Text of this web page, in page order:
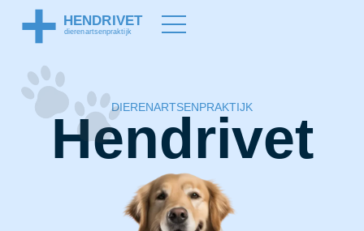
DIERENARTSENPRAKTIJK
Hendrivet